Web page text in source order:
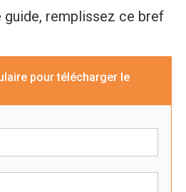
guide, remplissez ce bref
pour télécharger le